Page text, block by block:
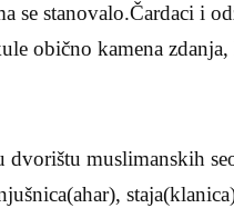
se stanovalo.Čardaci i
obično kamena
dvorištu muslimanskih